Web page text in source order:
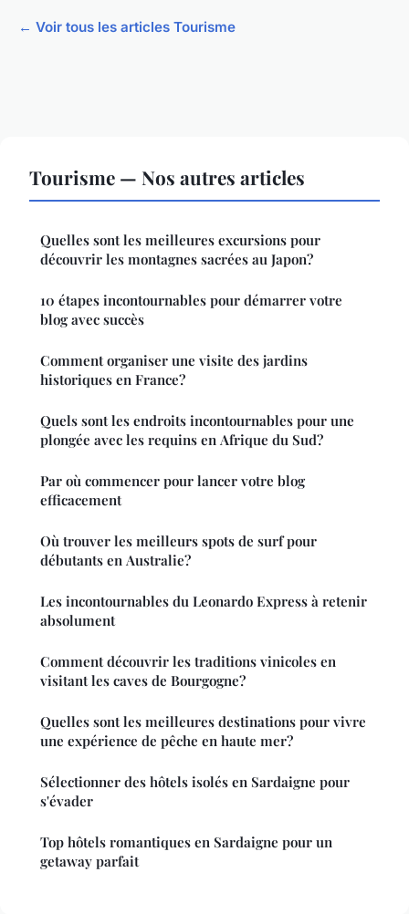
← Voir tous les articles Tourisme
Tourisme — Nos autres articles
Quelles sont les meilleures excursions pour
découvrir les montagnes sacrées au Japon?
10 étapes incontournables pour démarrer votre
blog avec succès
Comment organiser une visite des jardins
historiques en France?
Quels sont les endroits incontournables pour une
plongée avec les requins en Afrique du Sud?
Par où commencer pour lancer votre blog
efficacement
Où trouver les meilleurs spots de surf pour
débutants en Australie?
Les incontournables du Leonardo Express à retenir
absolument
Comment découvrir les traditions vinicoles en
visitant les caves de Bourgogne?
Quelles sont les meilleures destinations pour vivre
une expérience de pêche en haute mer?
Sélectionner des hôtels isolés en Sardaigne pour
s'évader
Top hôtels romantiques en Sardaigne pour un
getaway parfait